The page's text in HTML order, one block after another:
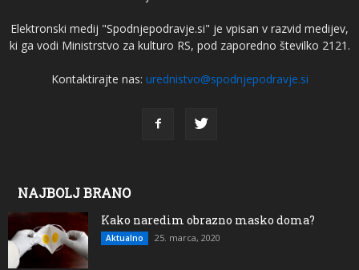
Elektronski medij "Spodnjepodravje.si" je vpisan v razvid medijev,
ki ga vodi Ministrstvo za kulturo RS, pod zaporedno številko 2121.
Kontaktirajte nas: urednistvo@spodnjepodravje.si
NAJBOLJ BRANO
Kako naredim obrazno masko doma?
Aktualno 25. marca, 2020